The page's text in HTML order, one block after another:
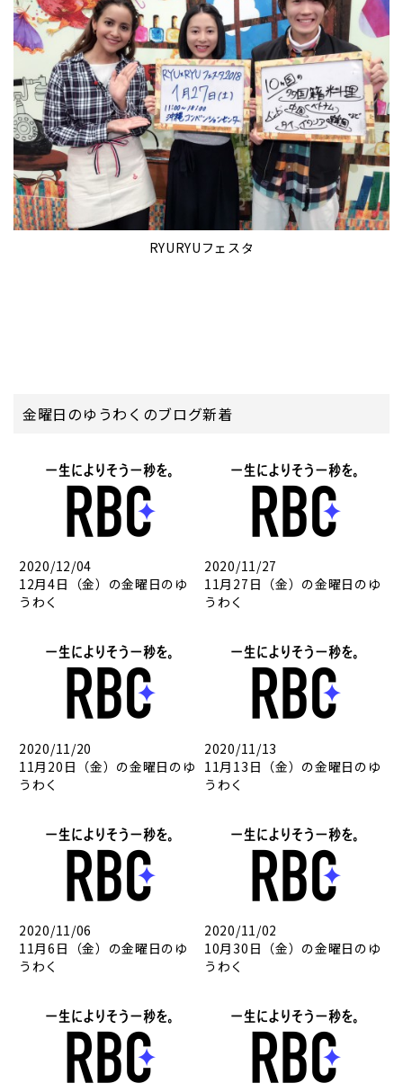
RYURYUフェスタ
金曜日のゆうわくのブログ新着
2020/12/04
12月4日（金）の金曜日のゆ
うわく
2020/11/27
11月27日（金）の金曜日のゆ
うわく
2020/11/20
11月20日（金）の金曜日のゆ
うわく
2020/11/13
11月13日（金）の金曜日のゆ
うわく
2020/11/06
11月6日（金）の金曜日のゆ
うわく
2020/11/02
10月30日（金）の金曜日のゆ
うわく